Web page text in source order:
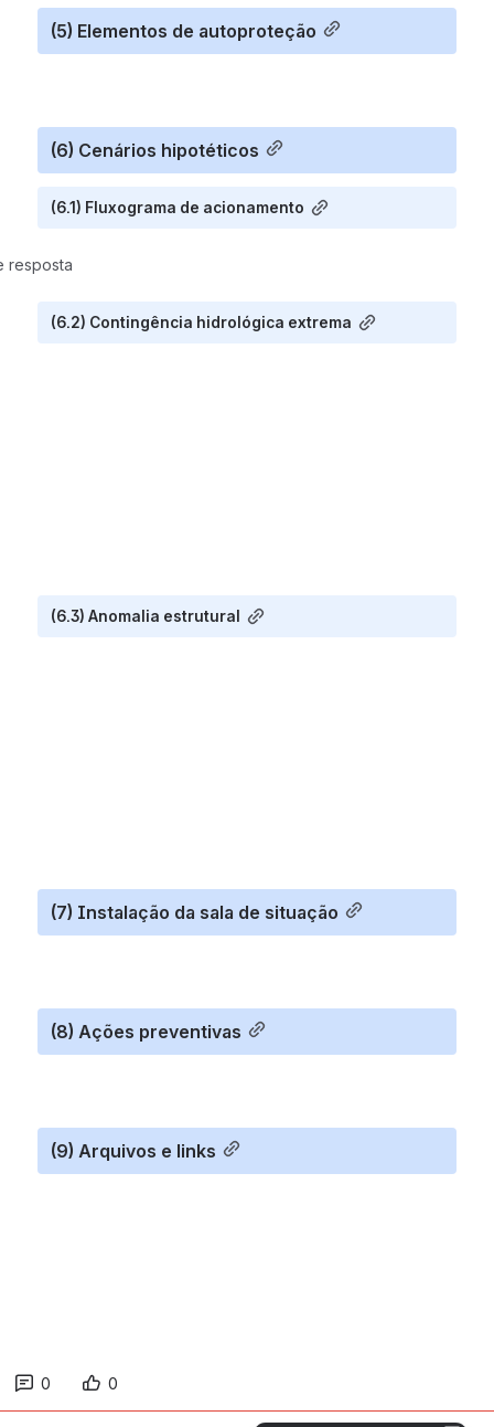
(5) Elementos de autoproteção
(6) Cenários hipotéticos
(6.1) Fluxograma de acionamento
resposta
(6.2) Contingência hidrológica extrema
(6.3) Anomalia estrutural
(7) Instalação da sala de situação
(8) Ações preventivas
(9) Arquivos e links
0 0